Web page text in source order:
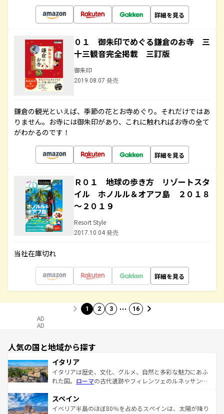
詳細を見る
０１ 御朱印でめぐる鎌倉のお寺 三
十三観音完全掲載 三訂版
御朱印
2019.08.07 発売
鎌倉の観光といえば、季節の花とお寺めぐり。それだけではあ
りません。お寺には御朱印があり、これに触れればお寺の全て
がわかるのです！
詳細を見る
Ｒ０１ 地球の歩き方 リゾートスタ
イル ホノルル＆オアフ島 ２０１８
～２０１９
Resort Style
2017.10.04 発売
当社在庫切れ
詳細を見る
1 2 3 … 16
AD
AD
人気の国と地域から探す
イタリア
イタリアは歴史、文化、グルメ、自然と多彩な魅力にあふ
れた国。 ローマの古代遺跡やフィレンツェのルネッサンス
ろん、トスカーナの美しい田園風景やアマルフィ海岸の絶
景など、自然景観も見逃せない。観光の合間には、本場の
スペイン
イベリア半島のほぼ80％を占めるスペインは、太陽が降り